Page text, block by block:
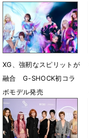
ーをサプライズ披露
6月8日 17時50分
XG、強靭なスピリットが
融合 G-SHOCK初コラ
ボモデル発売
5月29日 07時00分